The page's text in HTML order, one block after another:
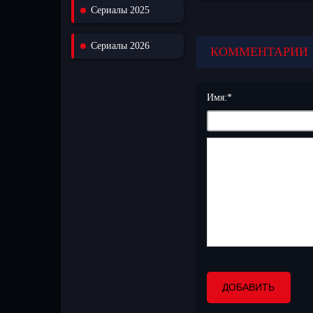
Сериалы 2025
Сериалы 2026 КОММЕНТАРИИ
Имя:*
ДОБАВИТЬ